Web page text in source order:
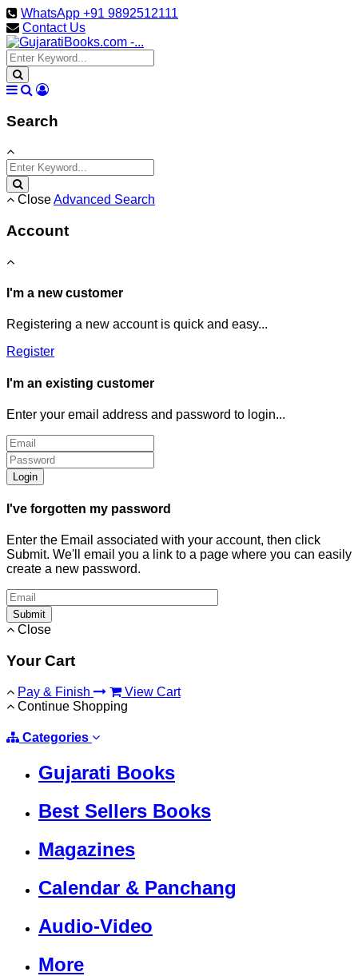
WhatsApp +91 9892512111
Contact Us
Search
CloseAdvanced Search
Account
I'm a new customer
Registering a new account is quick and easy...
Register
I'm an existing customer
Enter your email address and password to login...
Login
I've forgotten my password
Enter the Email associated with your account, then click
Submit. We'll email you a link to a page where you can easily
create a new password.
Submit
Close
Your Cart
Pay & Finish
View Cart
Continue Shopping
Categories
Gujarati Books
Best Sellers Books
Magazines
Calendar & Panchang
Audio-Video
More